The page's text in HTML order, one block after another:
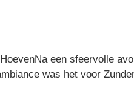
een sfeervolle
was het voor